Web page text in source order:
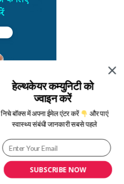
SUBSCRIBE NOW
हेल्थकेयर कम्युनिटी को
ज्वाइन करें
निचे बॉक्स में अपना ईमेल एंटर करें
और पाएं
स्वास्थ्य संबंधी जानकारी सबसे पहले